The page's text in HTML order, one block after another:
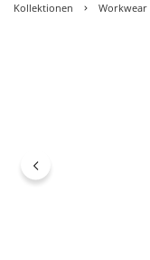
Kollektionen Workwear